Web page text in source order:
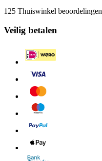
125 Thuiswinkel beoordelingen
Veilig betalen